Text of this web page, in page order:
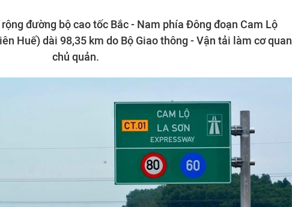
đường bộ cao tốc Bắc - Nam phía Đông đoạn Cam Lộ
Huế) dài 98,35 km do Bộ Giao thông - Vận tải làm cơ quan
chủ quản.